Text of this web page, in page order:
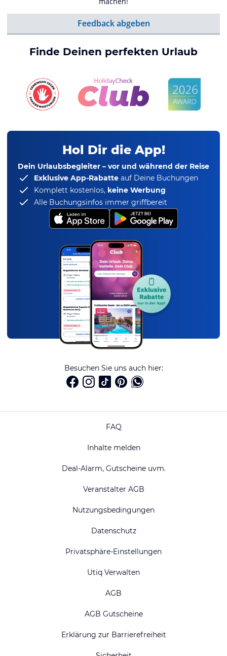
Feedback abgeben
Finde Deinen perfekten Urlaub
Hol Dir die App!
Dein Urlaubsbegleiter – vor und während der Reise
Exklusive App-Rabatte auf Deine Buchungen
Komplett kostenlos, keine Werbung
Alle Buchungsinfos immer griffbereit
Besuchen Sie uns auch hier:
FAQ
Inhalte melden
Deal-Alarm, Gutscheine uvm.
Veranstalter AGB
Nutzungsbedingungen
Datenschutz
Privatsphäre-Einstellungen
Utiq Verwalten
AGB
AGB Gutscheine
Erklärung zur Barrierefreiheit